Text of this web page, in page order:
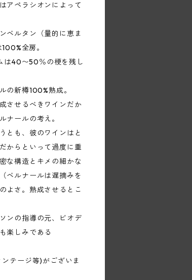
アペラシオンによって
ベルタン（量的に恵ま
全房。
は40〜50％の梗を残し
の新樽100%熟成。
させるべきワインだか
ナールの考え。
とも、彼のワインはと
からといって過度に重
な構造とキメの細かな
ベルナールは遅摘みを
よさ。熟成させるとこ
ンの指導の元、ビオデ
楽しみである
テージ等)がございま